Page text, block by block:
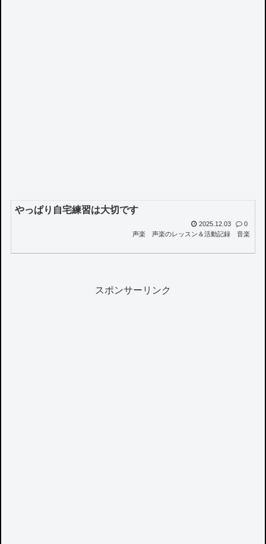
やっぱり自宅練習は大切です
2025.12.03
0
声楽
声楽のレッスン＆活動記録 音楽
スポンサーリンク